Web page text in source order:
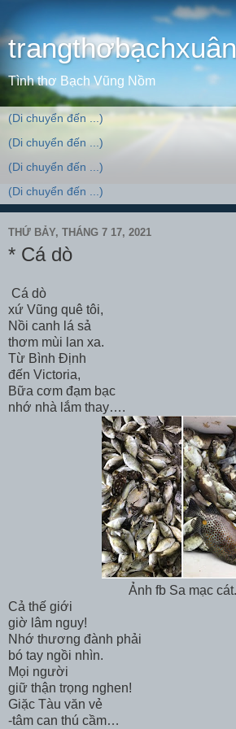
Tình thơ Bạch Vũng Nồm
THỨ BẢY, THÁNG 7 17, 2021
* Cá dò
Cá dò
xứ Vũng quê tôi,
Nồi canh lá sả
thơm mùi lan xa.
Từ Bình Định
đến Victoria,
Bữa cơm đạm bạc
nhớ nhà lắm thay….
Ảnh fb Sa mạc cát.
Cả thế giới
giờ lâm nguy!
Nhớ thương đành phải
bó tay ngồi nhìn.
Mọi người
giữ thận trọng nghen!
Giặc Tàu văn vẻ
-tâm can thú cầm…